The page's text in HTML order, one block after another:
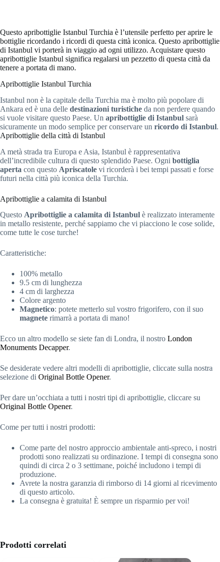
Questo apribottiglie Istanbul Turchia è l’utensile perfetto per aprire le
bottiglie ricordando i ricordi di questa città iconica. Questo apribottiglie
di Istanbul vi porterà in viaggio ad ogni utilizzo. Acquistare questo
apribottiglie Istanbul significa regalarsi un pezzetto di questa città da
tenere a portata di mano.
Apribottiglie Istanbul Turchia
Istanbul non è la capitale della Turchia ma è molto più popolare di
Ankara ed è una delle destinazioni turistiche da non perdere quando
si vuole visitare questo Paese. Un apribottiglie di Istanbul sarà
sicuramente un modo semplice per conservare un ricordo di Istanbul.
Apribottiglie della città di Istanbul
A metà strada tra Europa e Asia, Istanbul è rappresentativa
dell’incredibile cultura di questo splendido Paese. Ogni bottiglia
aperta con questo Apriscatole vi ricorderà i bei tempi passati e forse
futuri nella città più iconica della Turchia.
Apribottiglie a calamita di Istanbul
Questo Apribottiglie a calamita di Istanbul è realizzato interamente
in metallo resistente, perché sappiamo che vi piacciono le cose solide,
come tutte le cose turche!
Caratteristiche:
100% metallo
9.5 cm di lunghezza
4 cm di larghezza
Colore argento
Magnetico: potete metterlo sul vostro frigorifero, con il suo
magnete rimarrà a portata di mano!
Ecco un altro modello se siete fan di Londra, il nostro London
Monuments Decapper.
Se desiderate vedere altri modelli di apribottiglie, cliccate sulla nostra
selezione di Original Bottle Opener.
Per dare un’occhiata a tutti i nostri tipi di apribottiglie, cliccare su
Original Bottle Opener.
Come per tutti i nostri prodotti:
Come parte del nostro approccio ambientale anti-spreco, i nostri
prodotti sono realizzati su ordinazione. I tempi di consegna sono
quindi di circa 2 o 3 settimane, poiché includono i tempi di
produzione.
Avrete la nostra garanzia di rimborso di 14 giorni al ricevimento
di questo articolo.
La consegna è gratuita! È sempre un risparmio per voi!
Prodotti correlati